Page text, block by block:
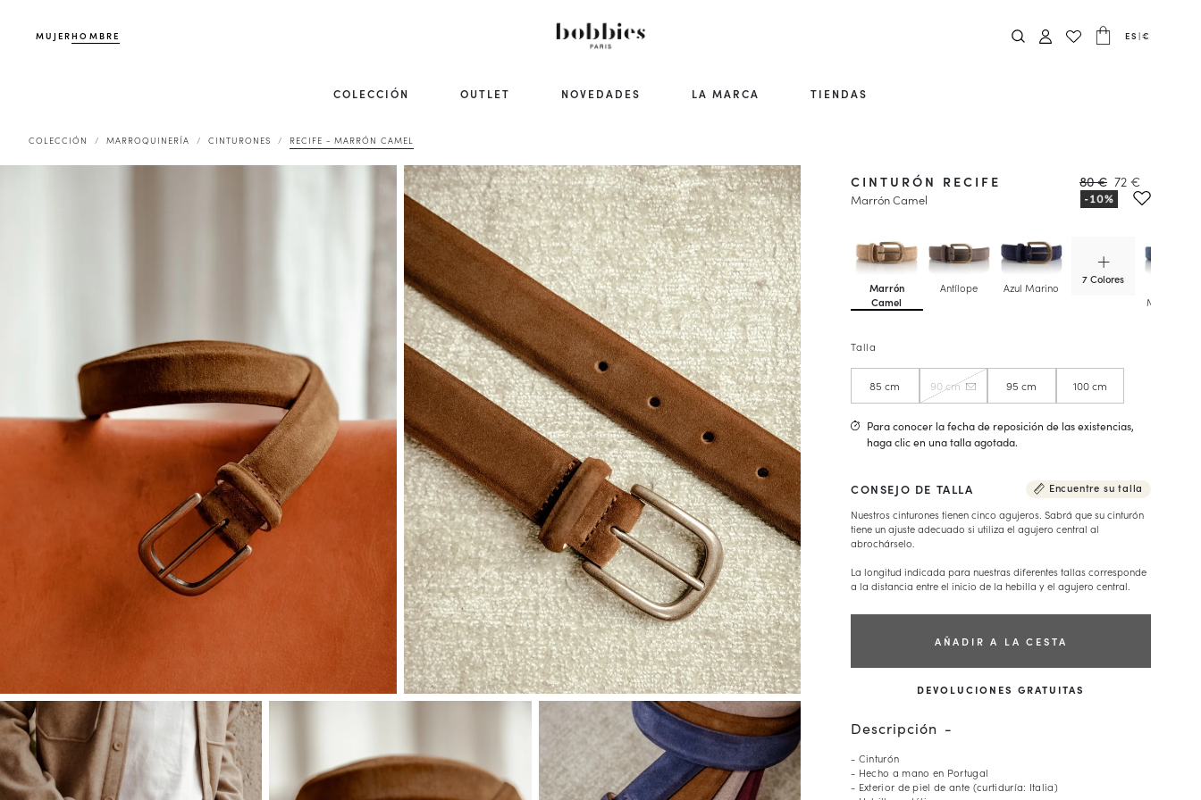
MUJERHOMBRE ES |€
COLECCIÓN OUTLET NOVEDADES LA MARCA TIENDAS
COLECCIÓN MARROQUINERÍA CINTURONES RECIFE - MARRÓN CAMEL
Marrón
Camel
Antílope Azul Marino
7 Colores
CINTURÓN RECIFE
Marrón Camel
80 € 72 €
Talla
85 cm 90 cm 95 cm 100 cm
Para conocer la fecha de reposición de las existencias,
haga clic en una talla agotada.
CONSEJO DE TALLA
Encuentre su talla
Nuestros cinturones tienen cinco agujeros. Sabrá que su cinturón
tiene un ajuste adecuado si utiliza el agujero central al
abrochárselo.
La longitud indicada para nuestras diferentes tallas corresponde
a la distancia entre el inicio de la hebilla y el agujero central.
AÑADIR A LA CESTA
DEVOLUCIONES GRATUITAS
Descripción
- Cinturón
- Hecho a mano en Portugal
- Exterior de piel de ante (curtiduría: Italia)